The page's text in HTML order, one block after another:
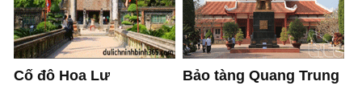
Cố đô Hoa Lư Bảo tàng Quang Trung